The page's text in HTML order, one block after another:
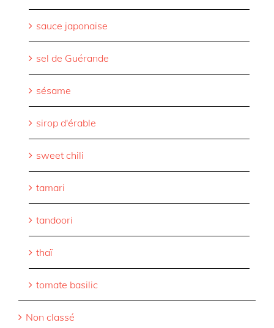
sauce japonaise
sel de Guérande
sésame
sirop d'érable
sweet chili
tamari
tandoori
thaï
tomate basilic
Non classé